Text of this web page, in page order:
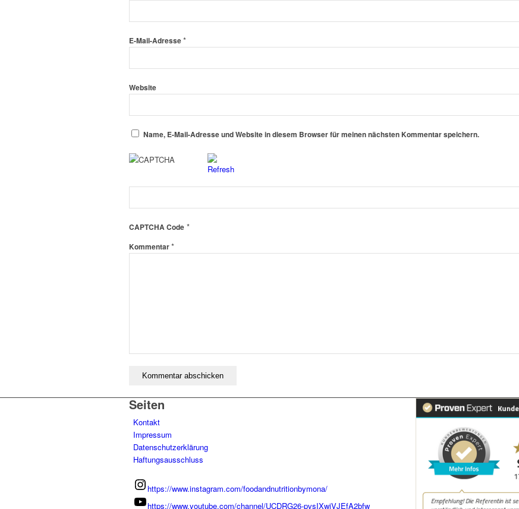
E-Mail-Adresse*
Website
Name, E-Mail-Adresse und Website in diesem Browser für meinen nächsten Kommentar speichern.
CAPTCHA Code *
Kommentar*
Seiten
Kontakt
Impressum
Datenschutzerklärung
Haftungsausschluss
https://www.instagram.com/foodandnutritionbymona/
https://www.youtube.com/channel/UCDRG26-pvsIXwiVJEfA2bfw